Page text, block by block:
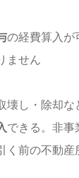
の経費算入が
ません
壊し・除却な
できる。非事
く前の不動産